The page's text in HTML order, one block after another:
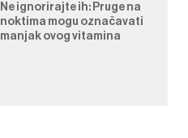
Ne ignorirajte ih: Pruge na
noktima mogu označavati
manjak ovog vitamina